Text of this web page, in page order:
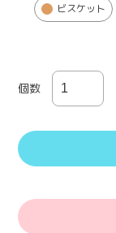
ビスケット
個数